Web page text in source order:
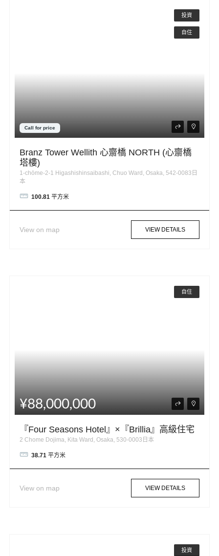
投資
自住
Call for price
Branz Tower Wellith 心齋橋 NORTH (心齋橋
塔樓)
1-chōme-2-1 Higashishinsaibashi, Chuo Ward, Osaka, 542-0083日
本
100.81 平方米
View on map VIEW DETAILS
自住
¥88,000,000
『Four Seasons Hotel』×『Brillia』高級住宅
2 Chome Dojima, Kita Ward, Osaka, 530-0003日本
38.71 平方米
View on map VIEW DETAILS
投資